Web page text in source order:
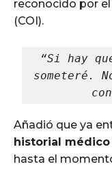
reconocido por
(COI).
“Si hay
someteré.
Añadió que ya
historial
hasta el